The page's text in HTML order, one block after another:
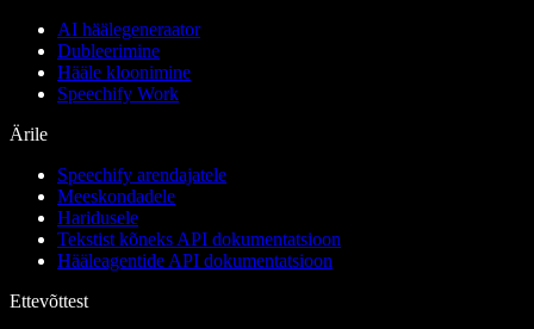
AI häälegeneraator
Dubleerimine
Hääle kloonimine
Speechify Work
Ärile
Speechify arendajatele
Meeskondadele
Haridusele
Tekstist kõneks API dokumentatsioon
Hääleagentide API dokumentatsioon
Ettevõttest